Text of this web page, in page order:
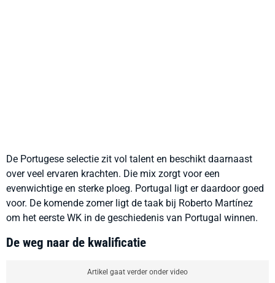
De Portugese selectie zit vol talent en beschikt daarnaast
over veel ervaren krachten. Die mix zorgt voor een
evenwichtige en sterke ploeg. Portugal ligt er daardoor goed
voor. De komende zomer ligt de taak bij Roberto Martínez
om het eerste WK in de geschiedenis van Portugal winnen.
De weg naar de kwalificatie
Artikel gaat verder onder video